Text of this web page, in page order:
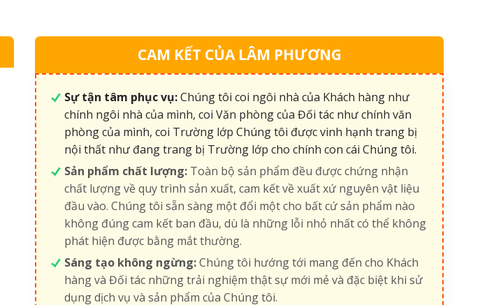
CAM KẾT CỦA LÂM PHƯƠNG
Sự tận tâm phục vụ:Chúng tôi coi ngôi nhà của Khách hàng như
chính ngôi nhà của mình, coi Văn phòng của Đối tác như chính văn
phòng của mình, coi Trường lớp Chúng tôi được vinh hạnh trang bị
nội thất như đang trang bị Trường lớp cho chính con cái Chúng tôi.
Sản phẩm chất lượng: Toàn bộ sản phẩm đều được chứng nhận
chất lượng về quy trình sản xuất, cam kết về xuất xứ nguyên vật liệu
đầu vào. Chúng tôi sẵn sàng một đổi một cho bất cứ sản phẩm nào
không đúng cam kết ban đầu, dù là những lỗi nhỏ nhất có thể không
phát hiện được bằng mắt thường.
Sáng tạo không ngừng:Chúng tôi hướng tới mang đến cho Khách
hàng và Đối tác những trải nghiệm thật sự mới mẻ và đặc biệt khi sử
dụng dịch vụ và sản phẩm của Chúng tôi.